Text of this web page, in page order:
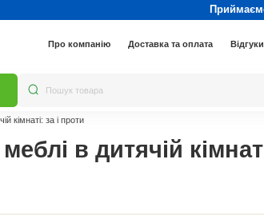
Про компанію Доставка та оплата
кімнаті: за і проти
в дитячій